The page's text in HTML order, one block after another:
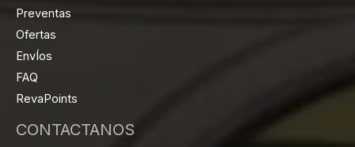
Preventas
Ofertas
EnvÍos
FAQ
RevaPoints
CONTACTANOS